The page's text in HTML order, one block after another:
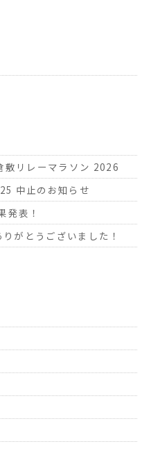
敷リレーマラソン 2026
中止のお知らせ
表！
がとうございました！